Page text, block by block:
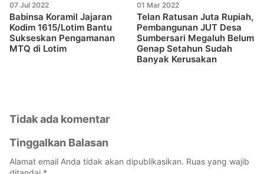
07 Jul 2022
Babinsa Koramil Jajaran
Kodim 1615/Lotim Bantu
Sukseskan Pengamanan
MTQ di Lotim
01 Mar 2022
Telan Ratusan Juta Rupiah,
Pembangunan JUT Desa
Sumbersari Megaluh Belum
Genap Setahun Sudah
Banyak Kerusakan
Tidak ada komentar
Tinggalkan Balasan
Alamat email Anda tidak akan dipublikasikan. Ruas yang wajib